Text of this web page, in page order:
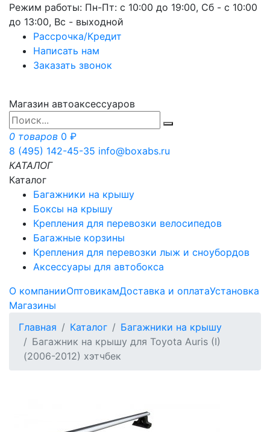
Режим работы: Пн-Пт: с 10:00 до 19:00, Сб - с 10:00
до 13:00, Вс - выходной
Рассрочка/Кредит
Написать нам
Заказать звонок
Магазин автоаксессуаров
0 товаров 0 ₽
8 (495) 142-45-35 info@boxabs.ru
КАТАЛОГ
Каталог
Багажники на крышу
Боксы на крышу
Крепления для перевозки велосипедов
Багажные корзины
Крепления для перевозки лыж и сноубордов
Аксессуары для автобокса
О компанииОптовикамДоставка и оплатаУстановка
Магазины
Главная
Каталог
Багажники на крышу
Багажник на крышу для Toyota Auris (I)
(2006-2012) хэтчбек